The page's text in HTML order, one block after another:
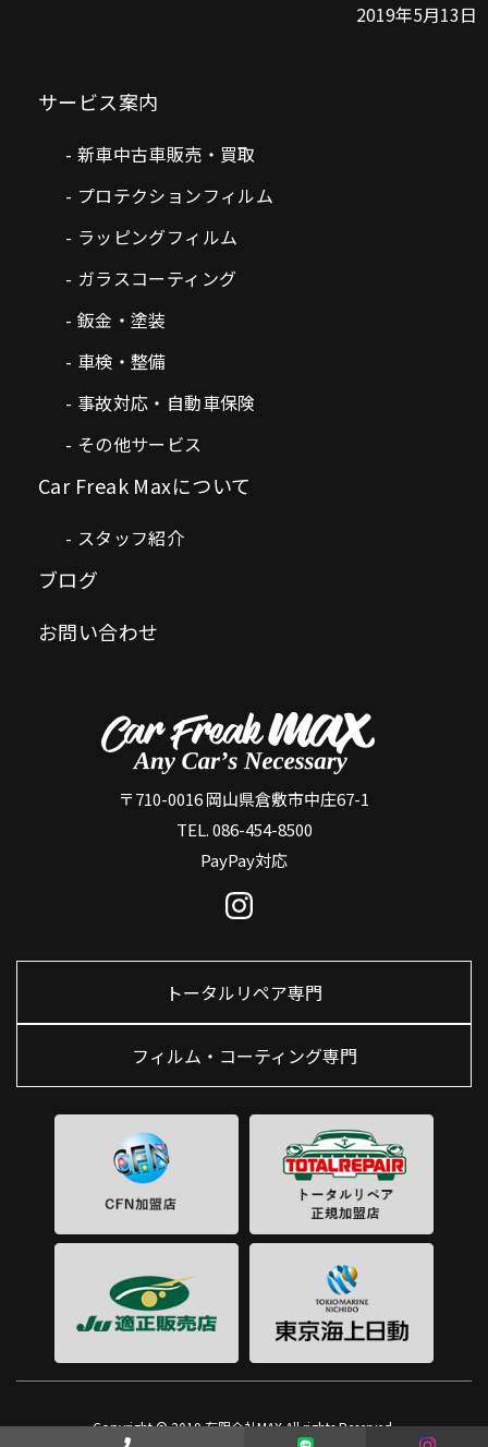
2019年5月13日
サービス案内
新車中古車販売・買取
プロテクションフィルム
ラッピングフィルム
ガラスコーティング
鈑金・塗装
車検・整備
事故対応・自動車保険
その他サービス
Car Freak Maxについて
スタッフ紹介
ブログ
お問い合わせ
〒710-0016 岡山県倉敷市中庄67-1
TEL. 086-454-8500
PayPay対応
トータルリペア専門
フィルム・コーティング専門
Copyright © 2019 有限会社MAX All rights Reserved.